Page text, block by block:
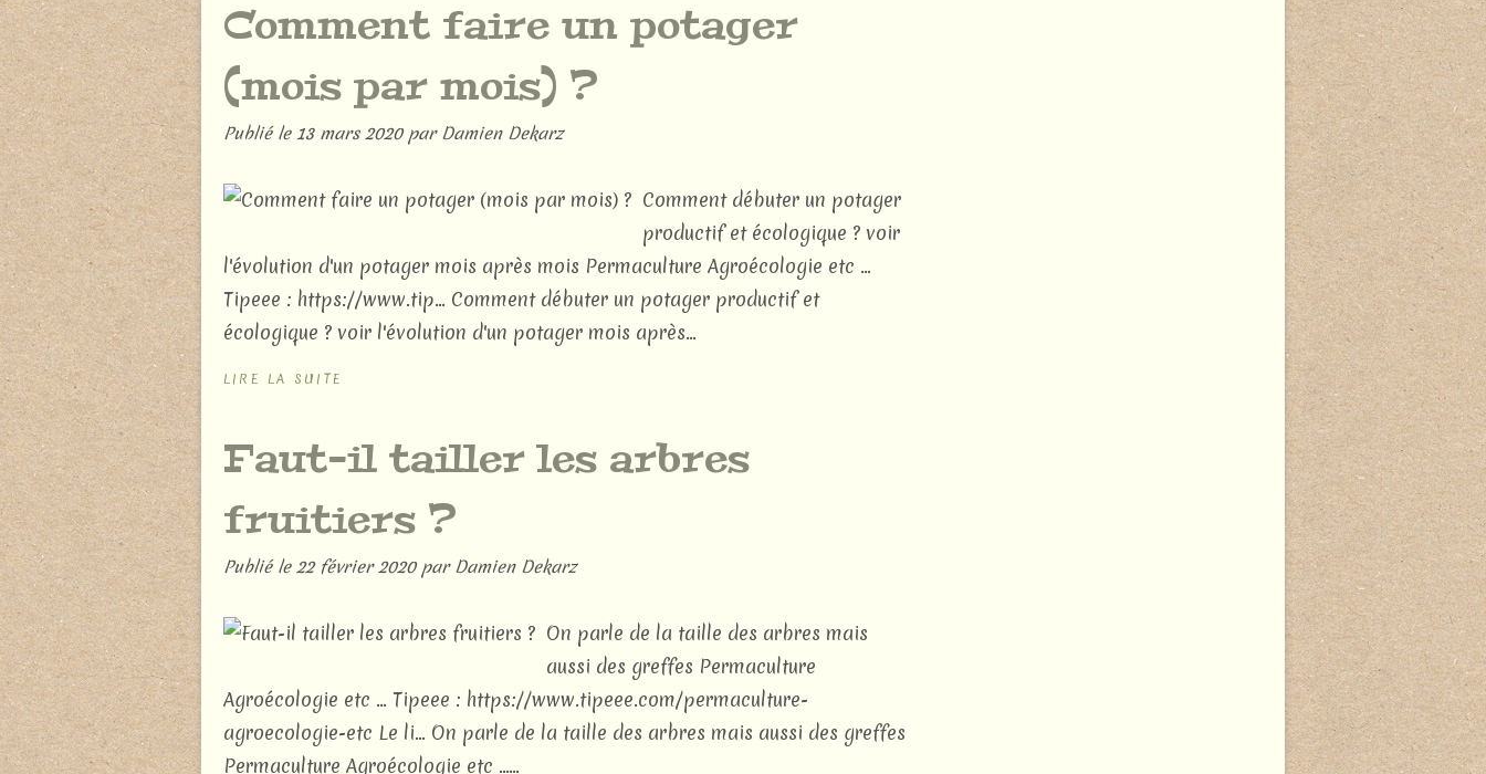
Comment faire un potager
(mois par mois) ?
Publié le 13 mars 2020par Damien Dekarz
Comment débuter un potager
productif et écologique ? voir
l'évolution d'un potager mois après mois Permaculture Agroécologie etc ...
Tipeee : https://www.tip... Comment débuter un potager productif et
écologique ? voir l'évolution d'un potager mois après...
LIRE LA SUITE
Faut-il tailler les arbres
fruitiers ?
Publié le22 février 2020par Damien Dekarz
On parle de la taille des arbres mais
aussi des greffes Permaculture
Agroécologie etc ... Tipeee : https://www.tipeee.com/permaculture-
agroecologie-etc Le li... On parle de la taille des arbres mais aussi des greffes
Permaculture Agroécologie etc ......